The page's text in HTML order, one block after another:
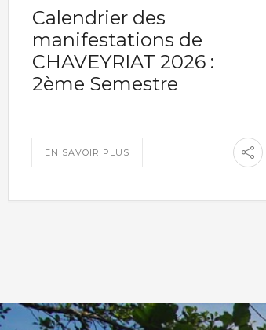
Calendrier des
manifestations de
CHAVEYRIAT 2026 :
2ème Semestre
EN SAVOIR PLUS